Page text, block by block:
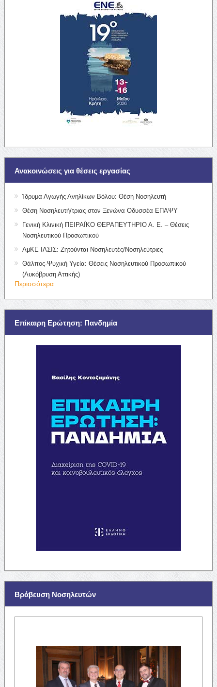
Ανακοινώσεις για θέσεις εργασίας
Ίδρυμα Αγωγής Ανηλίκων Βόλου: Θέση Νοσηλευτή
Θέση Νοσηλευτή/τριας στον Ξενώνα Οδυσσέα ΕΠΑΨΥ
Γενική Κλινική ΠΕΙΡΑΪΚΟ ΘΕΡΑΠΕΥΤΗΡΙΟ Α. Ε. – Θέσεις
Νοσηλευτικού Προσωπικού
ΑμΚΕ ΙΑΣΙΣ: Ζητούνται Νοσηλευτές/Νοσηλεύτριες
Θάλπος-Ψυχική Υγεία: Θέσεις Νοσηλευτικού Προσωπικού
(Λυκόβρυση Αττικής)
Περισσότερα
Επίκαιρη Ερώτηση: Πανδημία
Βράβευση Νοσηλευτών